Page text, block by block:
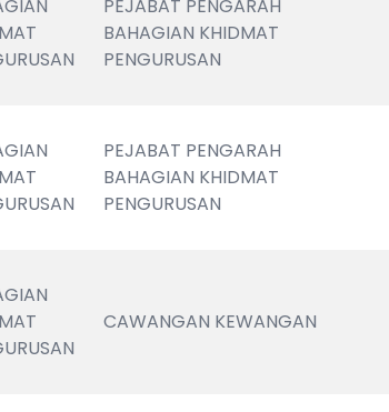
PEJABAT PENGARAH
BAHAGIAN KHIDMAT
PENGURUSAN
PEJABAT PENGARAH
BAHAGIAN KHIDMAT
PENGURUSAN
CAWANGAN KEWANGAN